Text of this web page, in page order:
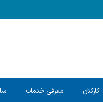
کارکنان معرفی خدمات